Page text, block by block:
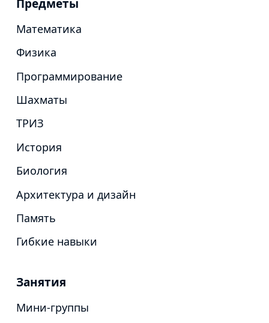
Предметы
Математика
Физика
Программирование
Шахматы
ТРИЗ
История
Биология
Архитектура и дизайн
Память
Гибкие навыки
Занятия
Мини-группы